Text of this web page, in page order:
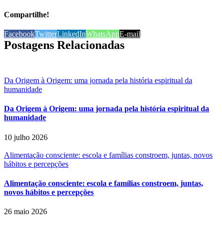
Compartilhe!
FacebookTwitterLinkedInWhatsAppE-mail
Postagens Relacionadas
Da Origem à Origem: uma jornada pela história espiritual da
humanidade
Da Origem à Origem: uma jornada pela história espiritual da
humanidade
10 julho 2026
Alimentação consciente: escola e famílias constroem, juntas, novos
hábitos e percepções
Alimentação consciente: escola e famílias constroem, juntas,
novos hábitos e percepções
26 maio 2026